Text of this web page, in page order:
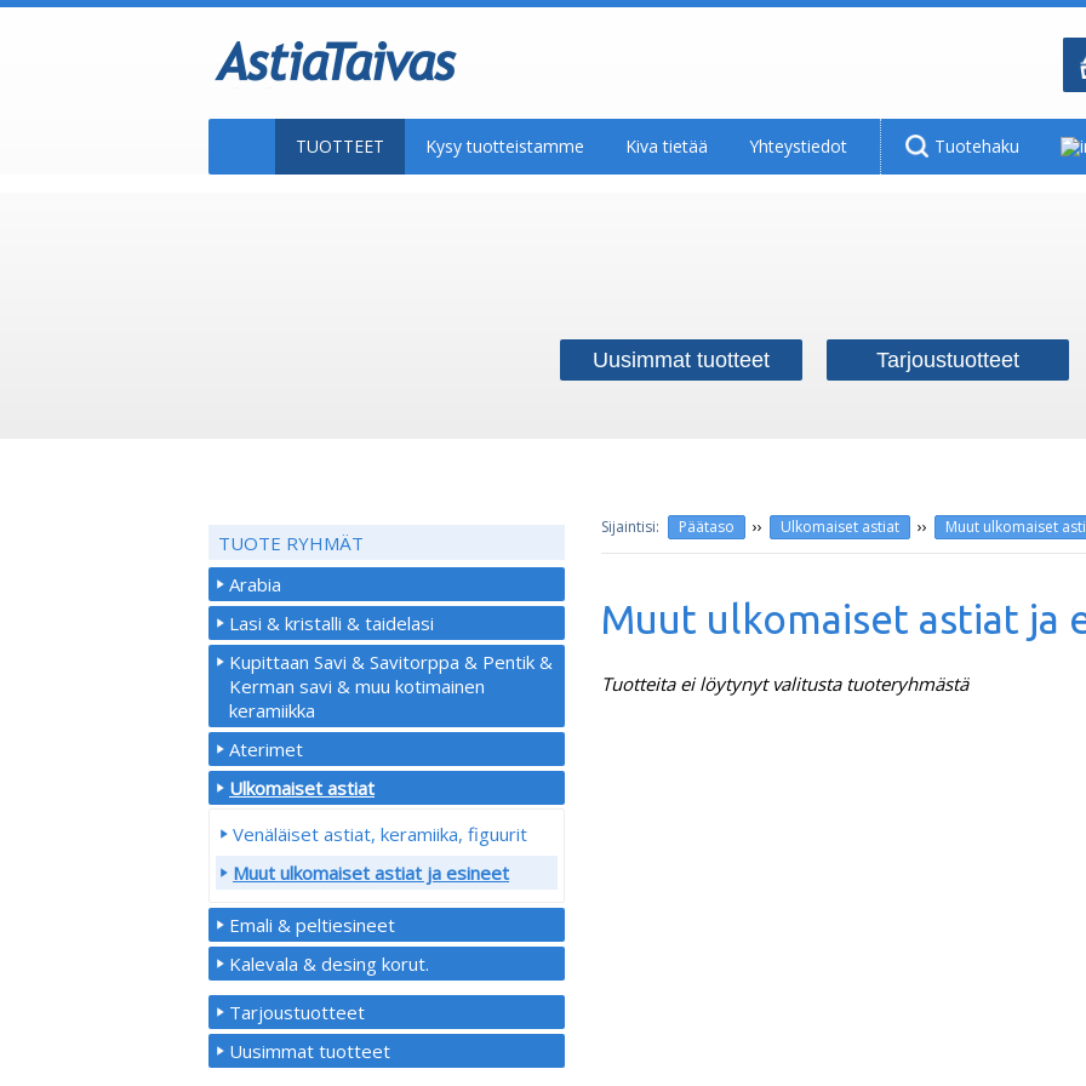
TUOTTEET Kysy tuotteistamme Kiva tietää Yhteystiedot Tuotehaku
Uusimmat tuotteet Tarjoustuotteet
Päätaso ›› Ulkomaiset astiat ›› Muut ulkomaiset
Muut ulkomaiset astiat ja
Tuotteita ei löytynyt valitusta tuoteryhmästä
TUOTE RYHMÄT
Arabia
Lasi & kristalli & taidelasi
Kupittaan Savi & Savitorppa & Pentik &
Kerman savi & muu kotimainen
keramiikka
Aterimet
Ulkomaiset astiat
Venäläiset astiat, keramiika, figuurit
Muut ulkomaiset astiat ja esineet
Emali & peltiesineet
Kalevala & desing korut.
Tarjoustuotteet
Uusimmat tuotteet